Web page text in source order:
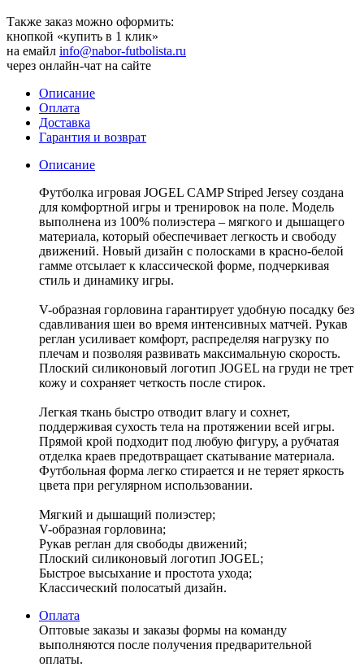
Также заказ можно оформить:
кнопкой «купить в 1 клик»
на емайл info@nabor-futbolista.ru
через онлайн-чат на сайте
Описание
Оплата
Доставка
Гарантия и возврат
Описание
Футболка игровая JOGEL CAMP Striped Jersey создана
для комфортной игры и тренировок на поле. Модель
выполнена из 100% полиэстера – мягкого и дышащего
материала, который обеспечивает легкость и свободу
движений. Новый дизайн с полосками в красно-белой
гамме отсылает к классической форме, подчеркивая
стиль и динамику игры.
V-образная горловина гарантирует удобную посадку без
сдавливания шеи во время интенсивных матчей. Рукав
реглан усиливает комфорт, распределяя нагрузку по
плечам и позволяя развивать максимальную скорость.
Плоский силиконовый логотип JOGEL на груди не трет
кожу и сохраняет четкость после стирок.
Легкая ткань быстро отводит влагу и сохнет,
поддерживая сухость тела на протяжении всей игры.
Прямой крой подходит под любую фигуру, а рубчатая
отделка краев предотвращает скатывание материала.
Футбольная форма легко стирается и не теряет яркость
цвета при регулярном использовании.
Мягкий и дышащий полиэстер;
V-образная горловина;
Рукав реглан для свободы движений;
Плоский силиконовый логотип JOGEL;
Быстрое высыхание и простота ухода;
Классический полосатый дизайн.
Оплата
Оптовые заказы и заказы формы на команду
выполняются после получения предварительной
оплаты.